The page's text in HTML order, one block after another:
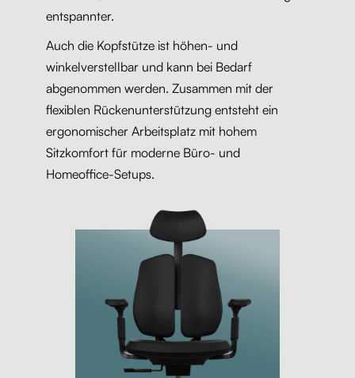
entspannter.
Auch die Kopfstütze ist höhen- und
winkelverstellbar und kann bei Bedarf
abgenommen werden. Zusammen mit der
flexiblen Rückenunterstützung entsteht ein
ergonomischer Arbeitsplatz mit hohem
Sitzkomfort für moderne Büro- und
Homeoffice-Setups.